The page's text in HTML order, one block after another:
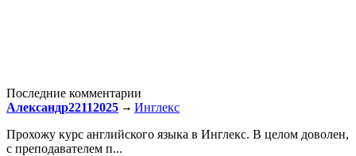
Последние комментарии
Александр22112025
Инглекс
Прохожу курс английского языка в Инглекс. В целом доволен,
с преподавателем п...